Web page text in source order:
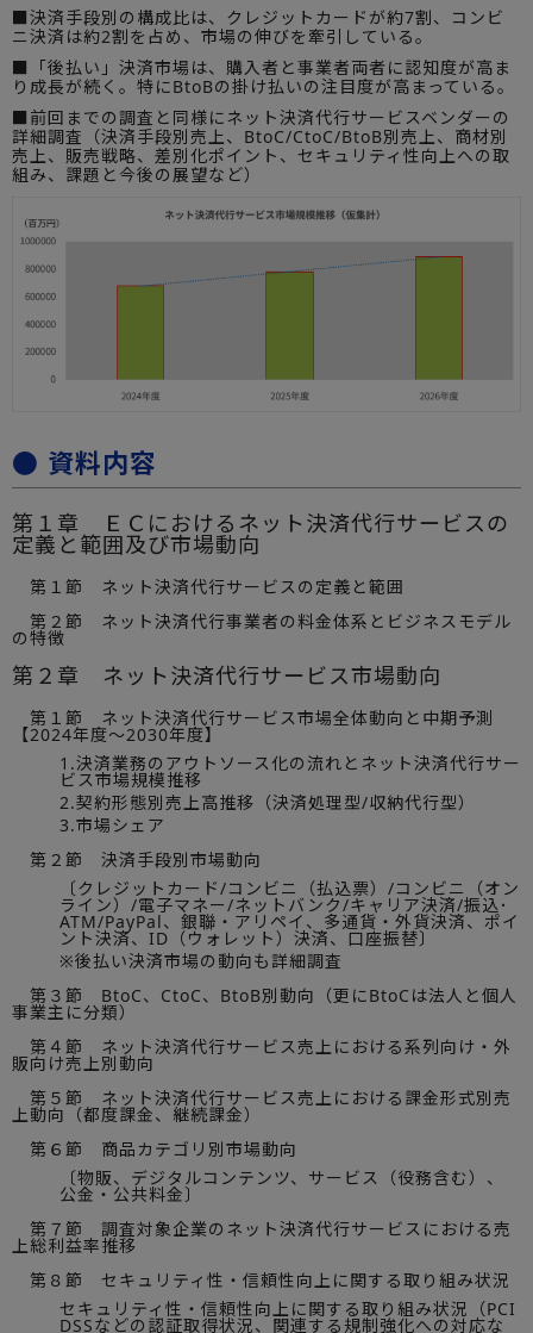
■決済手段別の構成比は、クレジットカードが約7割、コンビ
ニ決済は約2割を占め、市場の伸びを牽引している。
■「後払い」決済市場は、購入者と事業者両者に認知度が高ま
り成長が続く。特にBtoBの掛け払いの注目度が高まっている。
■前回までの調査と同様にネット決済代行サービスベンダーの
詳細調査（決済手段別売上、BtoC/CtoC/BtoB別売上、商材別
売上、販売戦略、差別化ポイント、セキュリティ性向上への取
組み、課題と今後の展望など）
● 資料内容
第１章 ＥＣにおけるネット決済代行サービスの
定義と範囲及び市場動向
第１節 ネット決済代行サービスの定義と範囲
第２節 ネット決済代行事業者の料金体系とビジネスモデル
の特徴
第２章 ネット決済代行サービス市場動向
第１節 ネット決済代行サービス市場全体動向と中期予測
【2024年度～2030年度】
1.決済業務のアウトソース化の流れとネット決済代行サー
ビス市場規模推移
2.契約形態別売上高推移（決済処理型/収納代行型）
3.市場シェア
第２節 決済手段別市場動向
〔クレジットカード/コンビニ（払込票）/コンビニ（オン
ライン）/電子マネー/ネットバンク/キャリア決済/振込･
ATM/PayPal、銀聯・アリペイ、多通貨・外貨決済、ポイ
ント決済、ID（ウォレット）決済、口座振替〕
※後払い決済市場の動向も詳細調査
第３節 BtoC、CtoC、BtoB別動向（更にBtoCは法人と個人
事業主に分類）
第４節 ネット決済代行サービス売上における系列向け・外
販向け売上別動向
第５節 ネット決済代行サービス売上における課金形式別売
上動向（都度課金、継続課金）
第６節 商品カテゴリ別市場動向
〔物販、デジタルコンテンツ、サービス（役務含む）、
公金・公共料金〕
第７節 調査対象企業のネット決済代行サービスにおける売
上総利益率推移
第８節 セキュリティ性・信頼性向上に関する取り組み状況
セキュリティ性・信頼性向上に関する取り組み状況（PCI
DSSなどの認証取得状況、関連する規制強化への対応な